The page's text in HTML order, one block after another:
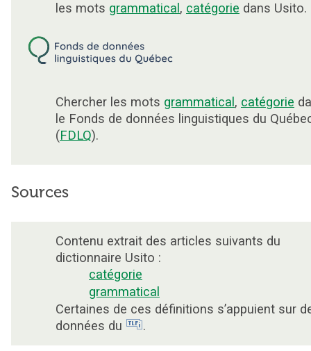
les mots grammatical , catégorie dans Usito.
Chercher les mots grammatical , catégorie
le Fonds de données linguistiques du
(FDLQ).
Sources
Contenu extrait des articles suivants du
dictionnaire Usito :
catégorie
grammatical
Certaines de ces définitions s’appuient sur
données du
.